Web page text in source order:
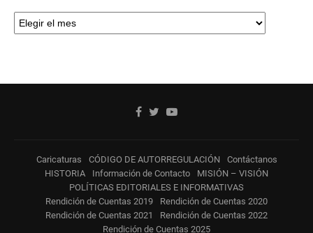
Caricaturas CÓDIGO DE AUTORREGULACIÓN
Contáctanos
HISTORIA
Información de Contacto
MISIÓN – VISIÓN
POLÍTICAS EDITORIALES E INFORMATIVAS
Rendición de Cuentas 2019
Rendición de Cuentas 2020
Rendición de Cuentas 2021
Rendición de Cuentas 2022
Rendición de Cuentas 2025